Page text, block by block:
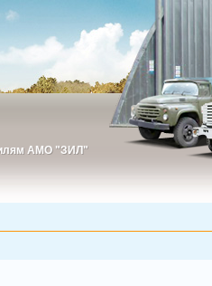
АМО "ЗИЛ"
АМО "ЗИЛ"